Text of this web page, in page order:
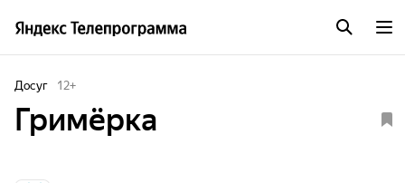
Досуг 12+
Гримёрка